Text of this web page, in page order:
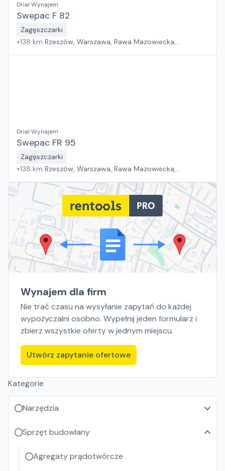
Drial Wynajem
Swepac F 82
Zagęszczarki
+138 km Rzeszów, Warszawa, Rawa Mazowiecka,
Drial Wynajem
Swepac FR 95
Zagęszczarki
+138 km Rzeszów, Warszawa, Rawa Mazowiecka,
Poznań, Suchy Las, Gdańsk, Jawor, Zielona Góra, Szczecin
Wynajem dla firm
Nie trać czasu na wysyłanie zapytań do każdej
wypożyczalni osobno. Wypełnij jeden formularz i
zbierz wszystkie oferty w jednym miejscu.
Utwórz zapytanie ofertowe
Kategorie
Narzędzia
Sprzęt budowlany
Agregaty prądotwórcze